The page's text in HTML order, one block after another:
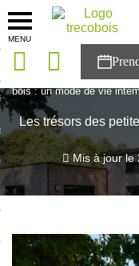
MENU
solutions
Trecobois
bois : un mode de vie
Les trésors des
Mis à jour le